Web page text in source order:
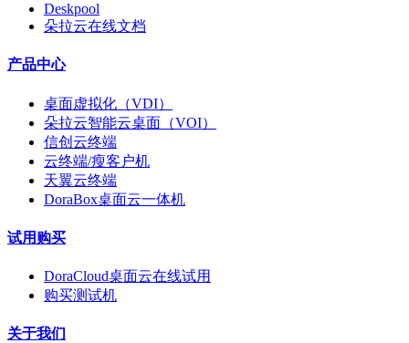
Deskpool
朵拉云在线文档
产品中心
桌面虚拟化（VDI）
朵拉云智能云桌面（VOI）
信创云终端
云终端/瘦客户机
天翼云终端
DoraBox桌面云一体机
试用购买
DoraCloud桌面云在线试用
购买测试机
关于我们